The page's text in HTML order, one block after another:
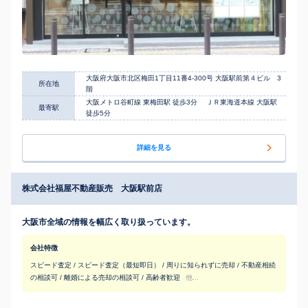
所在地
大阪府大阪市北区梅田1丁目11番4-300号 大阪駅前第４ビル 3
階
最寄駅
大阪メトロ谷町線 東梅田駅 徒歩3分 ＪＲ東海道本線 大阪駅
徒歩5分
詳細を見る
株式会社福屋不動産販売 大阪駅前店
大阪市全域の情報を幅広く取り扱っています。
会社特徴
スピード査定 / スピード査定（最短即日） / 周りに知られずに売却 / 不動産相続
の相談可 / 離婚による売却の相談可 / 高齢者歓迎
他...